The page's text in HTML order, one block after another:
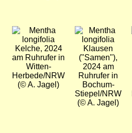
Bild
Kelche, 2024
am Ruhrufer in
Witten-
Herbede/NRW
(© A. Jagel)
Bild
Klausen
("Samen"),
2024 am
Ruhrufer in
Bochum-
Stiepel/NRW
(© A. Jagel)